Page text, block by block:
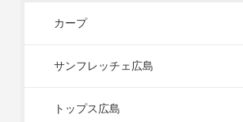
カープ
サンフレッチェ広島
トップス広島